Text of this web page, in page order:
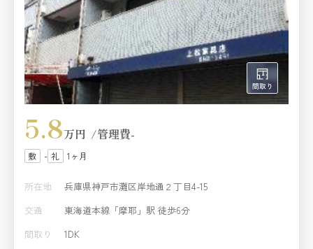
5.8万円 管理費-
- 1ヶ月
所在地
兵庫県神戸市灘区岸地通２丁目4-15
交通
東海道本線「摩耶」駅 徒歩6分
間取り
1DK